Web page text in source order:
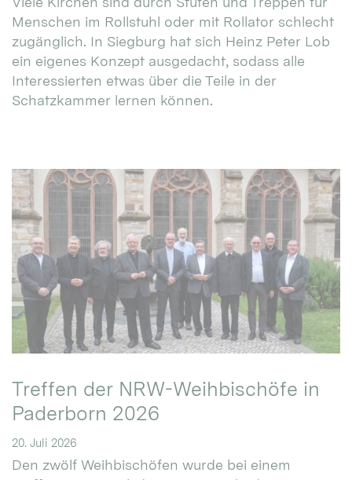
Menschen im Rollstuhl oder mit Rollator schlecht
zugänglich. In Siegburg hat sich Heinz Peter Lob
ein eigenes Konzept ausgedacht, sodass alle
Interessierten etwas über die Teile in der
Schatzkammer lernen können.
Treffen der NRW-Weihbischöfe in
Paderborn 2026
20. Juli 2026
Den zwölf Weihbischöfen wurde bei einem